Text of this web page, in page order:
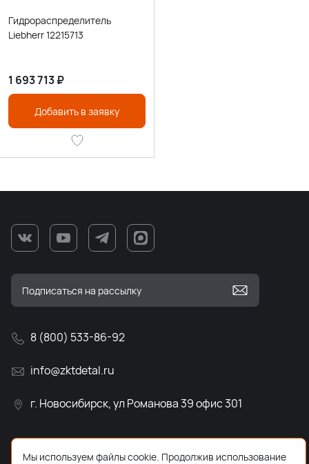
Гидрораспределитель
Liebherr 12215713
1 693 713₽
Добавить в заявку
8 (800) 533-86-92
info@zktdetal.ru
г. Новосибирск, ул Романова 39 офис 301
Мы используем файлы cookie. Продолжив использование